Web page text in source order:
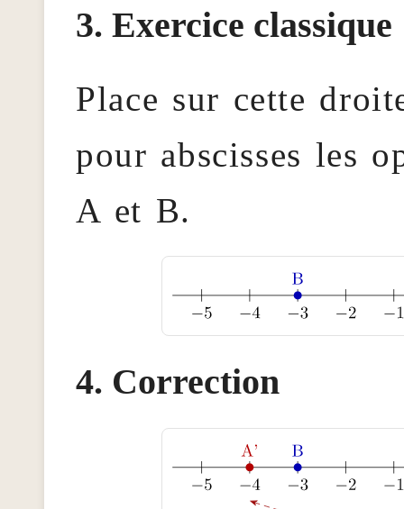
Exercice classique
Place sur cette
pour abscisses les
A et B.
Correction